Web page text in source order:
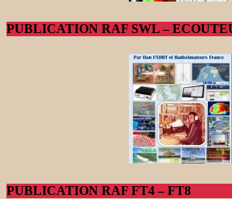
PUBLICATION RAF SWL –
PUBLICATION RAF FT4 – FT8